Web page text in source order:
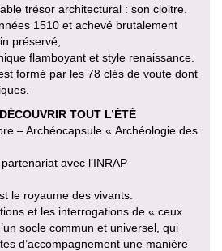
trésor architectural : son cloitre.
1510 et achevé brutalement
préservé,
flamboyant et style renaissance.
formé par les 78 clés de voute dont
TOUT L’ÉTÉ
– Archéocapsule « Archéologie des
avec l’INRAP
le royaume des vivants.
et les interrogations de « ceux
socle commun et universel, qui
d’accompagnement une manière